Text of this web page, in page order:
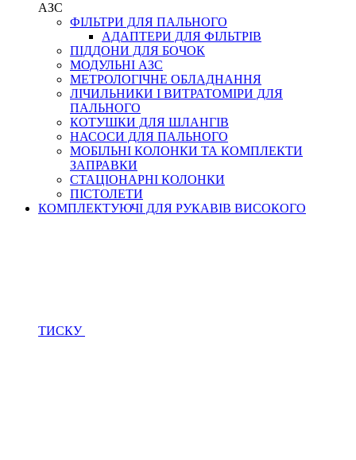
АЗС
ФІЛЬТРИ ДЛЯ ПАЛЬНОГО
АДАПТЕРИ ДЛЯ ФІЛЬТРІВ
ПІДДОНИ ДЛЯ БОЧОК
МОДУЛЬНІ АЗС
МЕТРОЛОГІЧНЕ ОБЛАДНАННЯ
ЛІЧИЛЬНИКИ І ВИТРАТОМІРИ ДЛЯ
ПАЛЬНОГО
КОТУШКИ ДЛЯ ШЛАНГІВ
НАСОСИ ДЛЯ ПАЛЬНОГО
МОБІЛЬНІ КОЛОНКИ ТА КОМПЛЕКТИ
ЗАПРАВКИ
СТАЦІОНАРНІ КОЛОНКИ
ПІСТОЛЕТИ
КОМПЛЕКТУЮЧІ ДЛЯ РУКАВІВ ВИСОКОГО
ТИСКУ